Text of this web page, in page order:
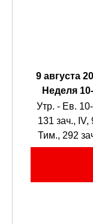
9 августа
Неделя
Утр. - Ев.
131 зач., IV,
Тим., 292